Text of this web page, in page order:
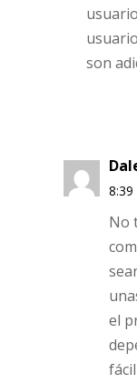
Hugo
Pero
son
las
lo
con